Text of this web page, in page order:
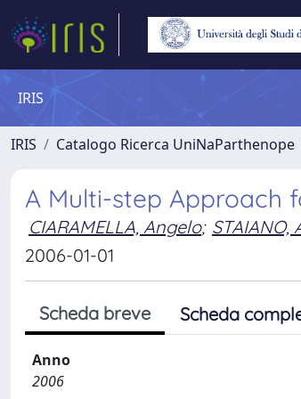
IRIS
IRIS Catalogo Ricerca UniNaParthenope
A Multi-step Approach
CIARAMELLA, Angelo; STAIANO,
2006-01-01
Scheda breve Scheda
Anno
2006